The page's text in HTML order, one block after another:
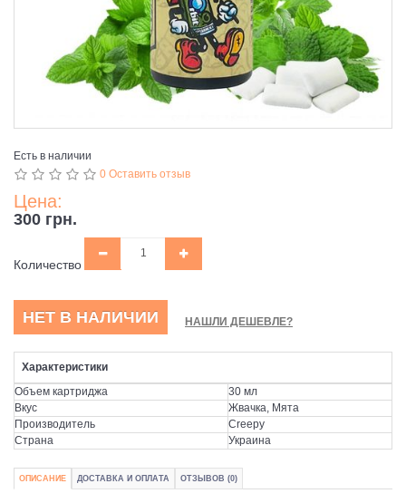
Есть в наличии
0 Оставить отзыв
Цена:
300 грн.
Количество
НЕТ В НАЛИЧИИ НАШЛИ ДЕШЕВЛЕ?
Характеристики
Объем картриджа
30 мл
Вкус
Жвачка, Мята
Производитель
Creepy
Страна
Украина
ОПИСАНИЕ ДОСТАВКА И ОПЛАТА ОТЗЫВОВ (0)